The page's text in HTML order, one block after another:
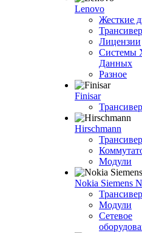
Lenovo
Жесткие
Лицензии
Системы
Данных
Разное
Finisar
Hirschmann
Модули
Nokia Siemens
Модули
Сетевое